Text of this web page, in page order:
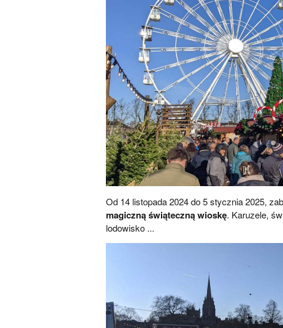
Od 14 listopada 2024 do 5 stycznia 2025,
magiczną świąteczną wioskę. Karuzele,
lodowisko ...